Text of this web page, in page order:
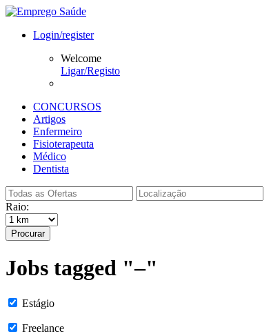
Login/register
Welcome
Ligar/Registo
CONCURSOS
Artigos
Enfermeiro
Fisioterapeuta
Médico
Dentista
Raio:
Procurar
Jobs tagged "–"
Estágio
Freelance